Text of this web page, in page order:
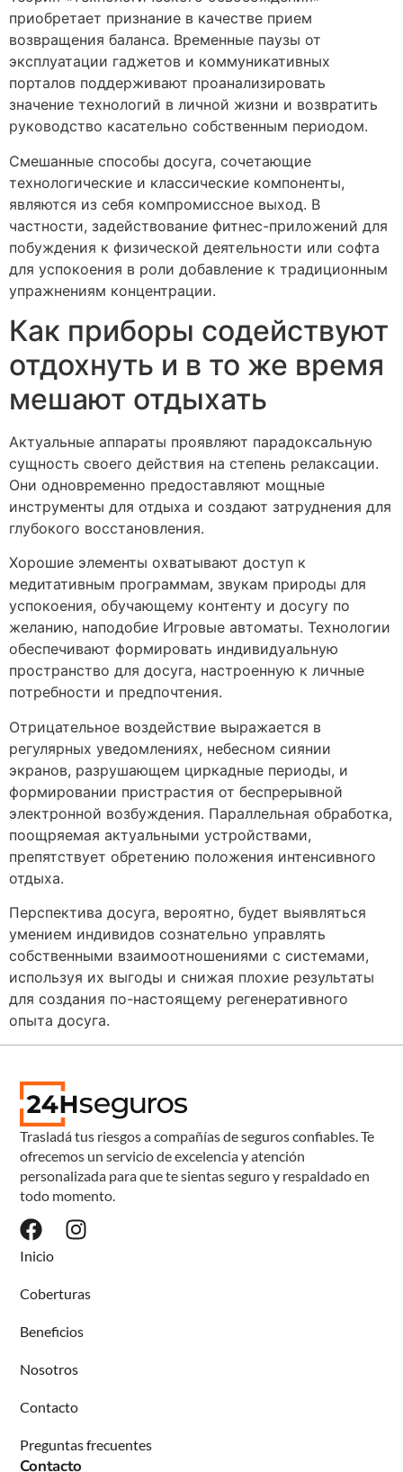
приобретает признание в качестве прием
возвращения баланса. Временные паузы от
эксплуатации гаджетов и коммуникативных
порталов поддерживают проанализировать
значение технологий в личной жизни и возвратить
руководство касательно собственным периодом.
Смешанные способы досуга, сочетающие
технологические и классические компоненты,
являются из себя компромиссное выход. В
частности, задействование фитнес-приложений для
побуждения к физической деятельности или софта
для успокоения в роли добавление к традиционным
упражнениям концентрации.
Как приборы содействуют
отдохнуть и в то же время
мешают отдыхать
Актуальные аппараты проявляют парадоксальную
сущность своего действия на степень релаксации.
Они одновременно предоставляют мощные
инструменты для отдыха и создают затруднения для
глубокого восстановления.
Хорошие элементы охватывают доступ к
медитативным программам, звукам природы для
успокоения, обучающему контенту и досугу по
желанию, наподобие Игровые автоматы. Технологии
обеспечивают формировать индивидуальную
пространство для досуга, настроенную к личные
потребности и предпочтения.
Отрицательное воздействие выражается в
регулярных уведомлениях, небесном сиянии
экранов, разрушающем циркадные периоды, и
формировании пристрастия от беспрерывной
электронной возбуждения. Параллельная обработка,
поощряемая актуальными устройствами,
препятствует обретению положения интенсивного
отдыха.
Перспектива досуга, вероятно, будет выявляться
умением индивидов сознательно управлять
собственными взаимоотношениями с системами,
используя их выгоды и снижая плохие результаты
для создания по-настоящему регенеративного
опыта досуга.
Trasladá tus riesgos a compañías de seguros confiables. Te
ofrecemos un servicio de excelencia y atención
personalizada para que te sientas seguro y respaldado en
todo momento.
Inicio
Coberturas
Beneficios
Nosotros
Contacto
Preguntas frecuentes
Contacto